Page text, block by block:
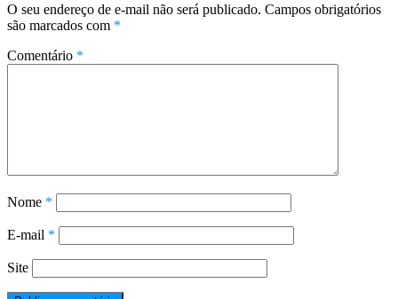
O seu endereço de e-mail não será publicado. Campos obrigatórios
são marcados com *
Comentário *
Nome *
E-mail *
Site